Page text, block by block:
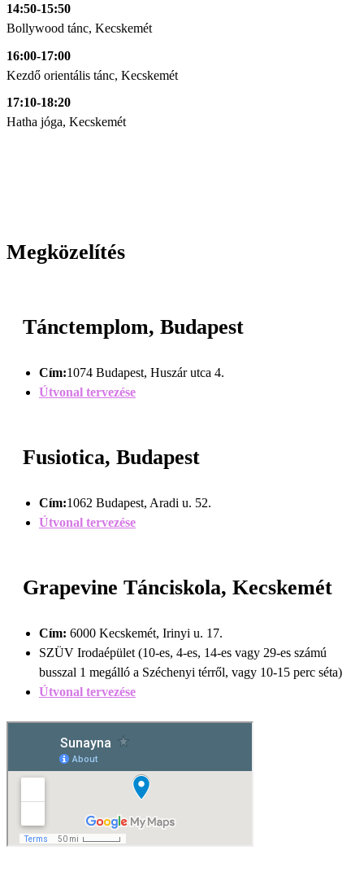
14:50-15:50
Bollywood tánc, Kecskemét
16:00-17:00
Kezdő orientális tánc, Kecskemét
17:10-18:20
Hatha jóga, Kecskemét
Megközelítés
Tánctemplom, Budapest
Cím:1074 Budapest, Huszár utca 4.
Útvonal tervezése
Fusiotica, Budapest
Cím:1062 Budapest, Aradi u. 52.
Útvonal tervezése
Grapevine Tánciskola, Kecskemét
Cím: 6000 Kecskemét, Irinyi u. 17.
SZÜV Irodaépület (10-es, 4-es, 14-es vagy 29-es számú
busszal 1 megálló a Széchenyi térről, vagy 10-15 perc séta)
Útvonal tervezése